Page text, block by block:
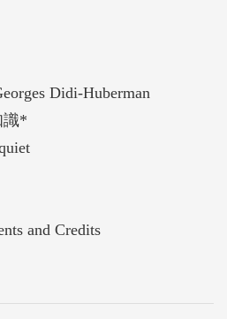
Didi-Huberman
識*
and Credits